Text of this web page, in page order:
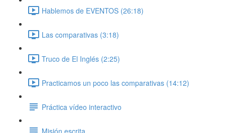
Hablemos de EVENTOS (26:18)
Las comparativas (3:18)
Truco de El Inglés (2:25)
Practicamos un poco las comparativas (14:12)
Práctica vídeo interactivo
Misión escrita